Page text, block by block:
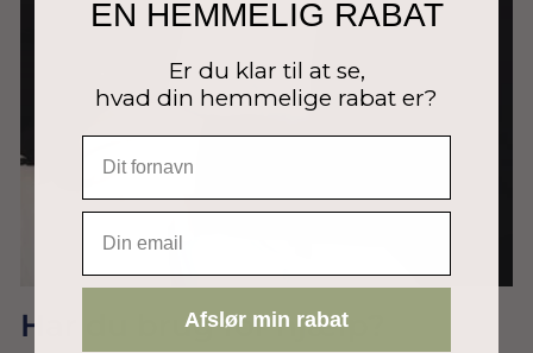
Har du brug for hjælp?
EN HEMMELIG RABAT
Er du klar til at se,
hvad din hemmelige rabat er?
Afslør min rabat